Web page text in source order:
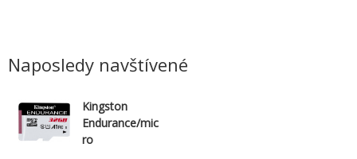
Naposledy navštívené
Kingston
Endurance/mic
ro